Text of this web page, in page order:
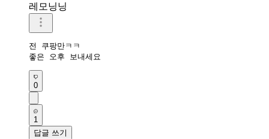
레모닝닝
전 쿠팡만ㅋㅋ
좋은 오후 보내세요
0
1
답글 쓰기